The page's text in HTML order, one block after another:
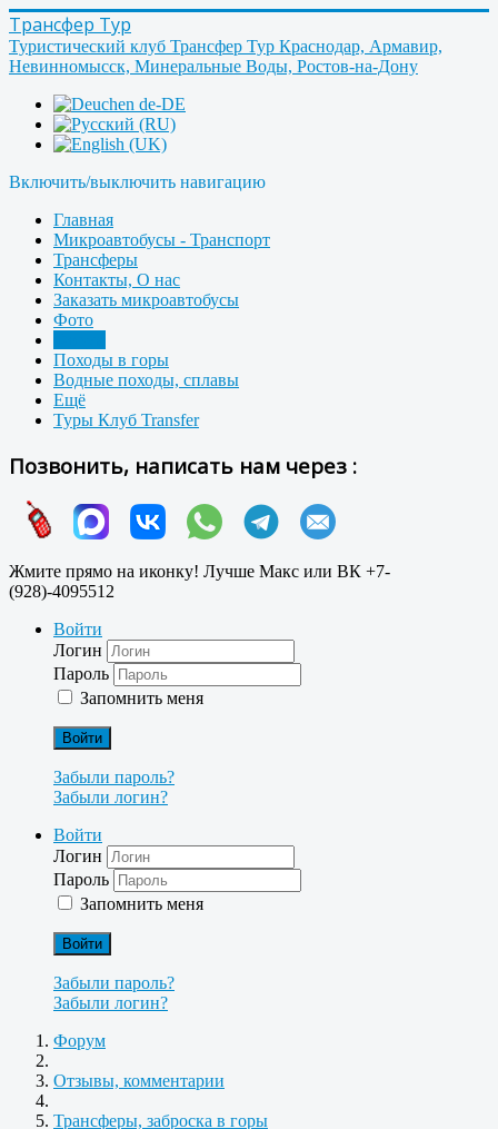
Трансфер Тур
Туристический клуб Трансфер Тур Краснодар, Армавир,
Невинномысск, Минеральные Воды, Ростов-на-Дону
Включить/выключить навигацию
Главная
Микроавтобусы - Транспорт
Трансферы
Контакты, О нас
Заказать микроавтобусы
Фото
Походы в горы
Водные походы, сплавы
Ещё
Туры Клуб Transfer
Позвонить, написать нам через :
Жмите прямо на иконку! Лучше Макс или ВК +7-
(928)-4095512
Войти
Логин
Пароль
Запомнить меня
Войти
Забыли пароль?
Забыли логин?
Войти
Логин
Пароль
Запомнить меня
Войти
Забыли пароль?
Забыли логин?
Форум
Отзывы, комментарии
Трансферы, заброска в горы